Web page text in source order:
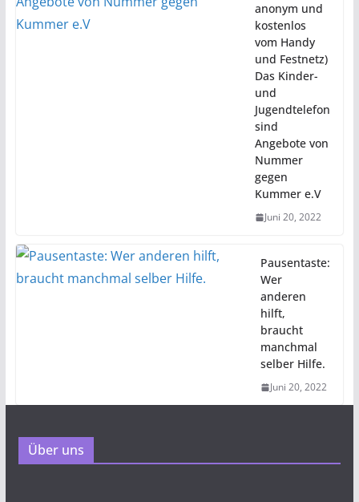
anonym und
kostenlos
vom Handy
und Festnetz)
Das Kinder-
und
Jugendtelefon
sind
Angebote von
Nummer
gegen
Kummer e.V
Juni 20, 2022
Pausentaste:
Wer
anderen
hilft,
braucht
manchmal
selber Hilfe.
Juni 20, 2022
Über uns